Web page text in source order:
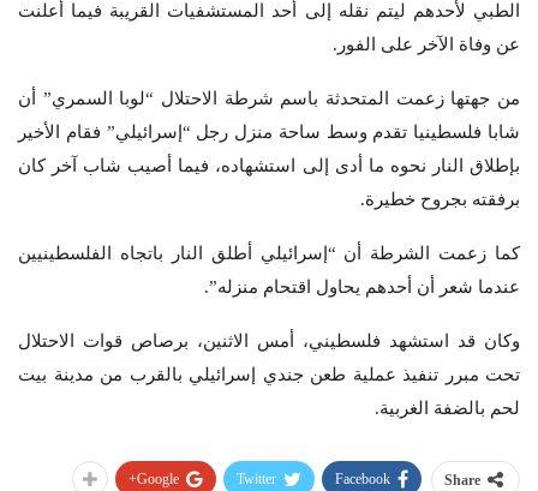
الطبي لأحدهم ليتم نقله إلى أحد المستشفيات القريبة فيما أعلنت
عن وفاة الآخر على الفور.
من جهتها زعمت المتحدثة باسم شرطة الاحتلال “لوبا السمري” أن
شابا فلسطينيا تقدم وسط ساحة منزل رجل “إسرائيلي” فقام الأخير
بإطلاق النار نحوه ما أدى إلى استشهاده، فيما أصيب شاب آخر كان
برفقته بجروح خطيرة.
كما زعمت الشرطة أن “إسرائيلي أطلق النار باتجاه الفلسطينيين
عندما شعر أن أحدهم يحاول اقتحام منزله”.
وكان قد استشهد فلسطيني، أمس الاثنين، برصاص قوات الاحتلال
تحت مبرر تنفيذ عملية طعن جندي إسرائيلي بالقرب من مدينة بيت
لحم بالضفة الغربية.
Share
Facebook
Twitter
Google+